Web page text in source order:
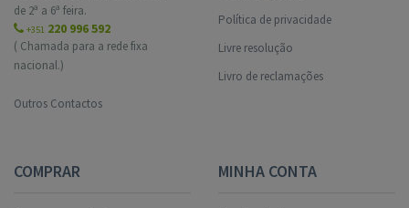
de 2ª a 6ª feira.
+351 220 996 592
( Chamada para a rede fixa
nacional.)
Outros Contactos
Política de privacidade
Livre resolução
Livro de reclamações
COMPRAR MINHA CONTA